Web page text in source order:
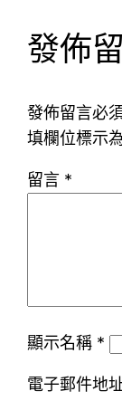
發佈
發佈留言必
填欄位標示
留言 *
顯示名稱 *
電子郵件地